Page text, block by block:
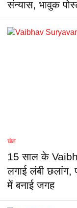
संन्यास, भावुक
खेल
15 साल के
लगाई लंबी छलांग,
में बनाई जगह